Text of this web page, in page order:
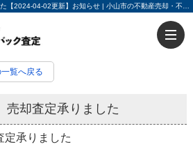
覧へ戻る
却査定承りました
定承りました